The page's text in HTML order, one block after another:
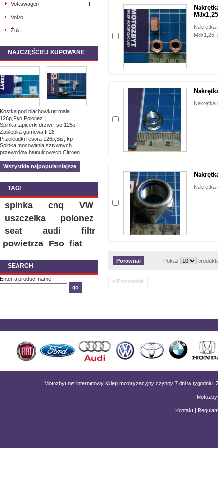
Volkswagen
Volvo
Żuk
NAJCZĘŚCIEJ KUPOWANE
Kostka pod blachowkręt mała
126p,Fso,Polonez
Spinka tapicerki drzwi Fso 125p -
Zaślepka gumowa fi 28 -
Przekładki resora 126p,Bis, kpl.
Spinka mocowania sztywnych
przewodów hamulcowych Citroen
Wszystkie najpopularniejsze
TAGI
spinka cnq
VW
uszczelka
polonez
seat
audi
filtr
powietrza Fso fiat
SEARCH
Enter a product name
Nakrętka
M8x1,25,
Nakrętka
Nakrętka
Pokaż
« Poprzednia
Motozbyt.net internetowy sklep motoryzacyjny czynny 7 dni w
Kontakt|